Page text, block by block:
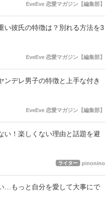
EveEve 恋愛マガジン【編集部】
い彼氏の特徴は？別れる方法を3
EveEve 恋愛マガジン【編集部】
ンデレ男子の特徴と上手な付き
EveEve 恋愛マガジン【編集部】
い！楽しくない理由と話題を避
ライター pinonino
…もっと自分を愛して大事にで